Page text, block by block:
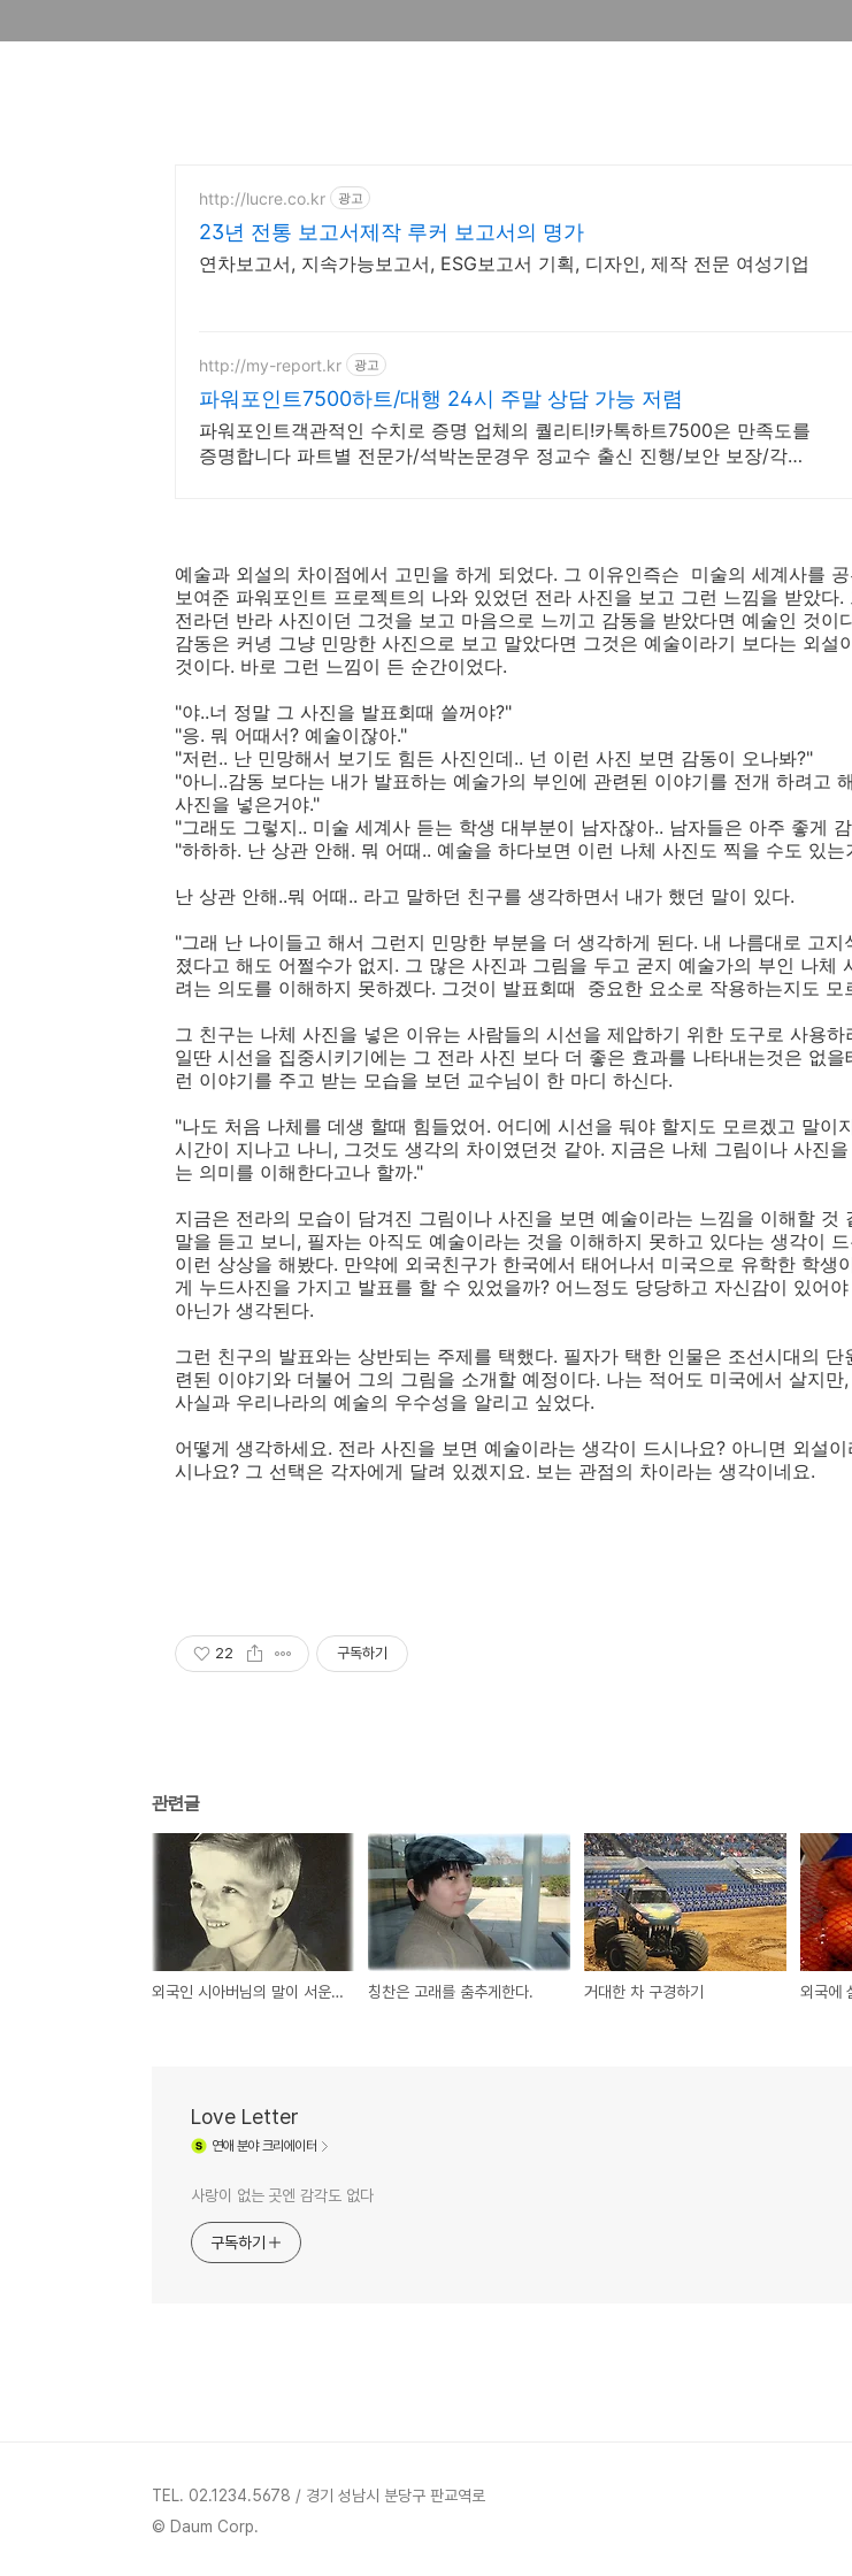
http://lucre.co.kr 광고
23년 전통 보고서제작 루커 보고서의 명가
연차보고서, 지속가능보고서, ESG보고서 기획, 디자인, 제작 전문 여성기업
http://my-report.kr 광고
파워포인트7500하트/대행 24시 주말 상담 가능 저렴
파워포인트객관적인 수치로 증명 업체의 퀄리티!카톡하트7500은 만족도를
증명합니다 파트별 전문가/석박논문경우 정교수 출신 진행/보안 보장/각종
예술과 외설의 차이점에서 고민을 하게 되었다. 그 이유인즉슨 미술의 세계사를
보여준 파워포인트 프로젝트의 나와 있었던 전라 사진을 보고 그런 느낌을 받았다.
전라던 반라 사진이던 그것을 보고 마음으로 느끼고 감동을 받았다면 예술인 것이
감동은 커녕 그냥 민망한 사진으로 보고 말았다면 그것은 예술이라기 보다는 외설
것이다. 바로 그런 느낌이 든 순간이었다.
"야..너 정말 그 사진을 발표회때 쓸꺼야?"
"응. 뭐 어때서? 예술이잖아."
"저런.. 난 민망해서 보기도 힘든 사진인데.. 넌 이런 사진 보면 감동이 오나봐?"
"아니..감동 보다는 내가 발표하는 예술가의 부인에 관련된 이야기를 전개 하려고
사진을 넣은거야."
"그래도 그렇지.. 미술 세계사 듣는 학생 대부분이 남자잖아.. 남자들은 아주 좋게
"하하하. 난 상관 안해. 뭐 어때.. 예술을 하다보면 이런 나체 사진도 찍을 수도 있는
난 상관 안해..뭐 어때.. 라고 말하던 친구를 생각하면서 내가 했던 말이 있다.
"그래 난 나이들고 해서 그런지 민망한 부분을 더 생각하게 된다. 내 나름대로 고지
졌다고 해도 어쩔수가 없지. 그 많은 사진과 그림을 두고 굳지 예술가의 부인 나체
려는 의도를 이해하지 못하겠다. 그것이 발표회때 중요한 요소로 작용하는지도 모
그 친구는 나체 사진을 넣은 이유는 사람들의 시선을 제압하기 위한 도구로 사용하
일딴 시선을 집중시키기에는 그 전라 사진 보다 더 좋은 효과를 나타내는것은 없을
런 이야기를 주고 받는 모습을 보던 교수님이 한 마디 하신다.
"나도 처음 나체를 데생 할때 힘들었어. 어디에 시선을 둬야 할지도 모르겠고 말이
시간이 지나고 나니, 그것도 생각의 차이였던것 같아. 지금은 나체 그림이나 사진
는 의미를 이해한다고나 할까."
지금은 전라의 모습이 담겨진 그림이나 사진을 보면 예술이라는 느낌을 이해할 것
말을 듣고 보니, 필자는 아직도 예술이라는 것을 이해하지 못하고 있다는 생각이
이런 상상을 해봤다. 만약에 외국친구가 한국에서 태어나서 미국으로 유학한 학생
게 누드사진을 가지고 발표를 할 수 있었을까? 어느정도 당당하고 자신감이 있어
아닌가 생각된다.
그런 친구의 발표와는 상반되는 주제를 택했다. 필자가 택한 인물은 조선시대의 단
련된 이야기와 더불어 그의 그림을 소개할 예정이다. 나는 적어도 미국에서 살지만
사실과 우리나라의 예술의 우수성을 알리고 싶었다.
어떻게 생각하세요. 전라 사진을 보면 예술이라는 생각이 드시나요? 아니면 외설
시나요? 그 선택은 각자에게 달려 있겠지요. 보는 관점의 차이라는 생각이네요.
22 구독하기
관련글
외국인 시아버님의 말이 서운했던 이유 칭찬은 고래를 춤추게한다. 거대한 차 구경하기
Love Letter
연애 분야 크리에이터
사랑이 없는 곳엔 감각도 없다
구독하기
TEL. 02.1234.5678 / 경기 성남시 분당구 판교역로
© Daum Corp.